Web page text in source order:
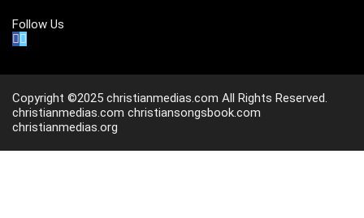
Follow Us
Copyright ©2025 christianmedias.com All Rights Reserved.
christianmedias.com christiansongsbook.com
christianmedias.org